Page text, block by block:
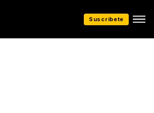
Suscríbete